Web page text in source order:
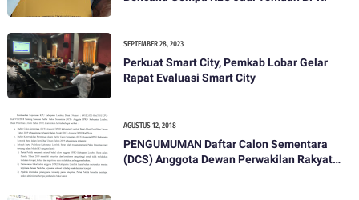
SEPTEMBER 28, 2023
Perkuat Smart City, Pemkab Lobar Gelar
Rapat Evaluasi Smart City
AGUSTUS 12, 2018
PENGUMUMAN Daftar Calon Sementara
(DCS) Anggota Dewan Perwakilan Rakyat